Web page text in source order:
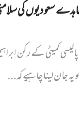
سعودیوں کی
کمیٹی کے رکن
جان لینا چاہیے کہ...